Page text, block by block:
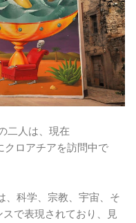
二人は、現在
クロアチアを訪問中で
、科学、宗教、宇宙、そ
で表現されており、見